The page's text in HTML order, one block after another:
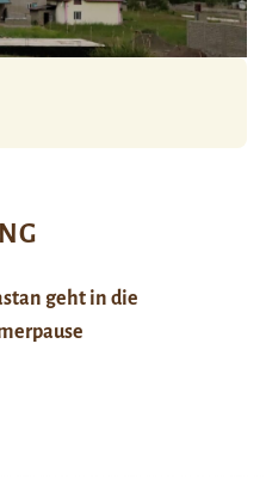
geht in die